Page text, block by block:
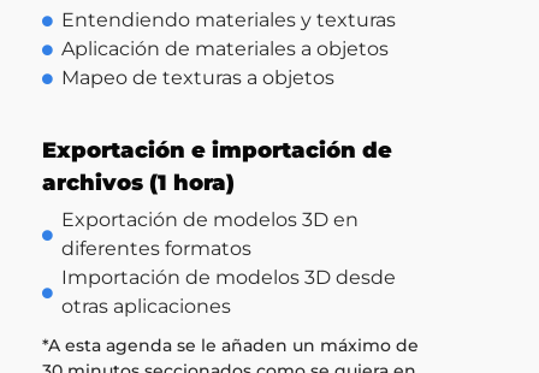
Entendiendo materiales y texturas
Aplicación de materiales a objetos
Mapeo de texturas a objetos
Exportación e importación de
archivos (1 hora)
Exportación de modelos 3D en
diferentes formatos
Importación de modelos 3D desde
otras aplicaciones
*A esta agenda se le añaden un máximo de